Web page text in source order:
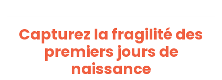
Capturez la fragilité des
premiers jours de
naissance